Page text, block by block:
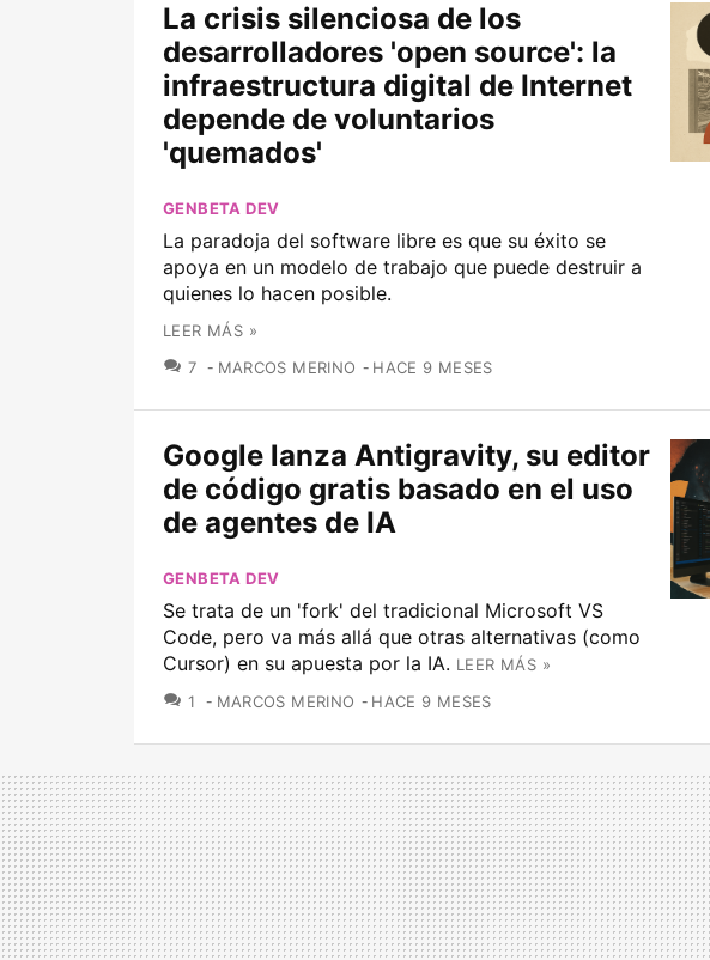
La crisis silenciosa de los
desarrolladores 'open source': la
infraestructura digital de Internet
depende de voluntarios
'quemados'
GENBETA DEV
La paradoja del software libre es que su éxito se
apoya en un modelo de trabajo que puede destruir a
quienes lo hacen posible.
LEER MÁS »
7 COMENTARIOS
MARCOS MERINO HACE 9 MESES
Google lanza Antigravity, su editor
de código gratis basado en el uso
de agentes de IA
GENBETA DEV
Se trata de un 'fork' del tradicional Microsoft VS
Code, pero va más allá que otras alternativas (como
Cursor) en su apuesta por la IA. LEER MÁS »
1
COMENTARIOS
MARCOS MERINO HACE 9 MESES